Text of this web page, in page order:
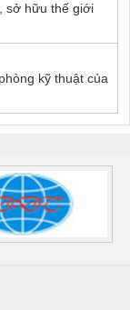
sở hữu thế giới
kỹ thuật của